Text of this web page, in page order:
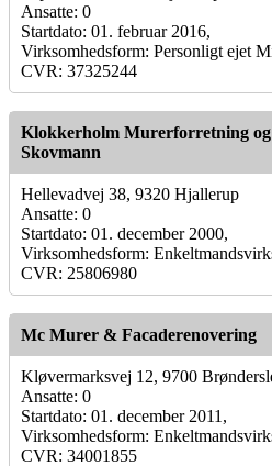
Ansatte: 0
Startdato: 01. februar 2016,
Virksomhedsform: Personligt ejet
CVR: 37325244
Klokkerholm Murerforretning og
Skovmann
Hellevadvej 38, 9320 Hjallerup
Ansatte: 0
Startdato: 01. december 2000,
Virksomhedsform:
CVR: 25806980
Mc Murer & Facaderenovering
Kløvermarksvej 12, 9700
Ansatte: 0
Startdato: 01. december 2011,
Virksomhedsform:
CVR: 34001855